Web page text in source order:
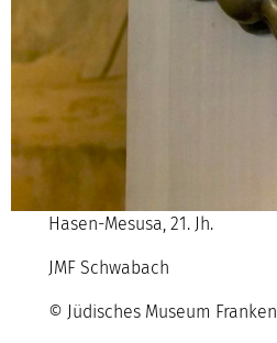
Hasen-Mesusa, 21. Jh.
JMF Schwabach
© Jüdisches Museum Franken